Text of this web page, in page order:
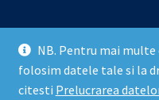
NB. Pentru mai
folosim datele tale si la
citesti Prelucrarea
© Echipamente de
Prelucrarea datelor cu
WooCommerce.